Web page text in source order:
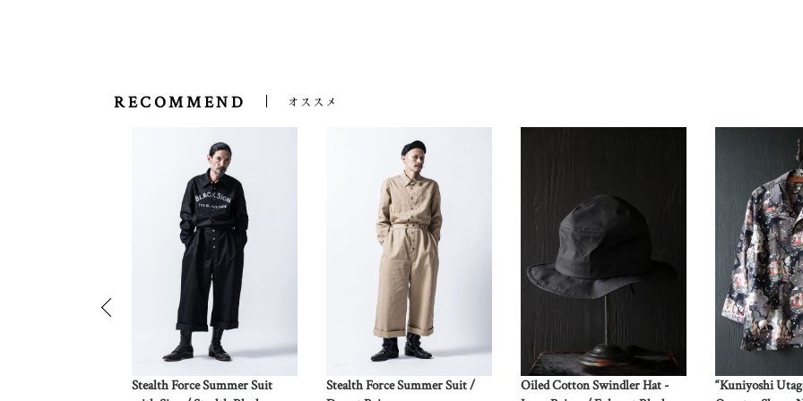
RECOMMEND オススメ
Stealth Force Summer Suit
Stealth Force Summer Suit /
Oiled Cotton Swindler Hat -
“Kuniyoshi